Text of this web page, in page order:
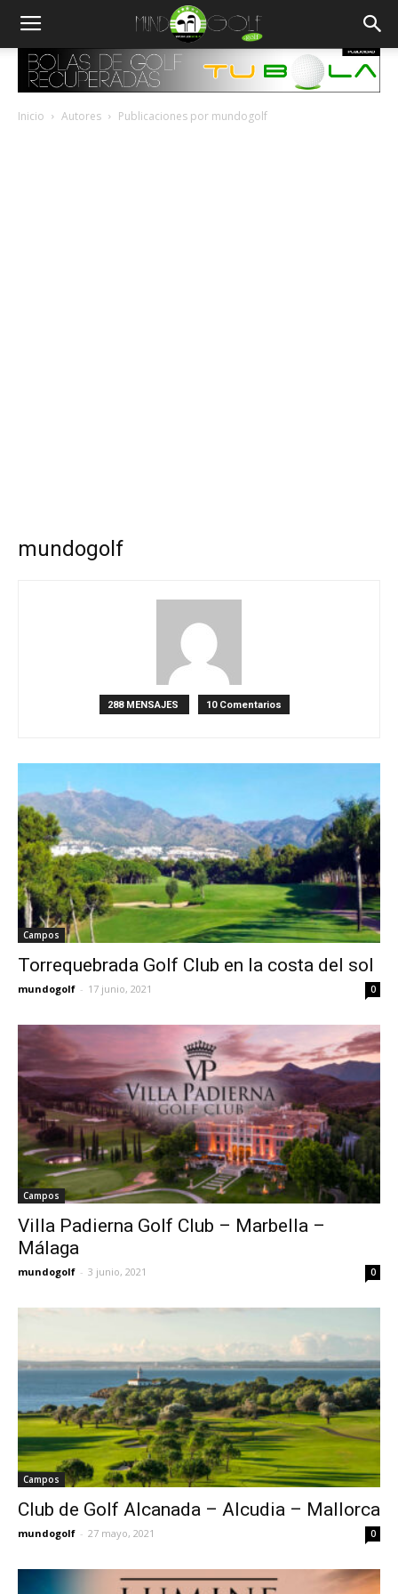
Inicio Autores Publicaciones por mundogolf
mundogolf
288 MENSAJES 10 Comentarios
Campos
Torrequebrada Golf Club en la costa del sol
mundogolf - 17 junio, 2021 0
Campos
Villa Padierna Golf Club – Marbella –
Málaga
mundogolf - 3 junio, 2021 0
Campos
Club de Golf Alcanada – Alcudia – Mallorca
mundogolf - 27 mayo, 2021 0